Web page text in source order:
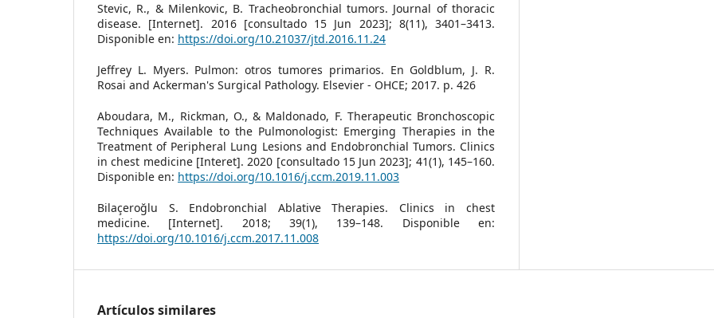
Stevic, R., & Milenkovic, B. Tracheobronchial tumors. Journal of thoracic
disease. [Internet]. 2016 [consultado 15 Jun 2023]; 8(11), 3401–3413.
Disponible en: https://doi.org/10.21037/jtd.2016.11.24
Jeffrey L. Myers. Pulmon: otros tumores primarios. En Goldblum, J. R.
Rosai and Ackerman's Surgical Pathology. Elsevier - OHCE; 2017. p. 426
Aboudara, M., Rickman, O., & Maldonado, F. Therapeutic Bronchoscopic
Techniques Available to the Pulmonologist: Emerging Therapies in the
Treatment of Peripheral Lung Lesions and Endobronchial Tumors. Clinics
in chest medicine [Interet]. 2020 [consultado 15 Jun 2023]; 41(1), 145–160.
Disponible en: https://doi.org/10.1016/j.ccm.2019.11.003
Bilaçeroğlu S. Endobronchial Ablative Therapies. Clinics in chest
medicine. [Internet]. 2018; 39(1), 139–148. Disponible en:
https://doi.org/10.1016/j.ccm.2017.11.008
Artículos similares